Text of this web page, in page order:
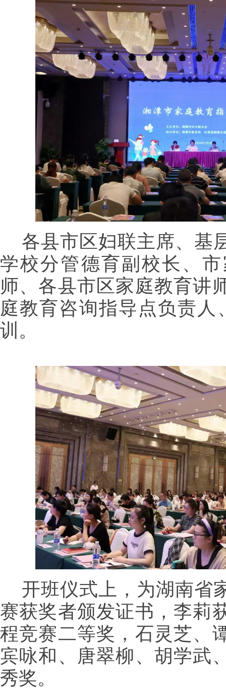
各县市区妇联主席、基
学校分管德育副校长、
师、各县市区家庭教育讲
庭教育咨询指导点负责人
训。
开班仪式上，为湖南省
赛获奖者颁发证书，李莉
程竞赛二等奖，石灵芝、
宾咏和、唐翠柳、胡学武
秀奖。